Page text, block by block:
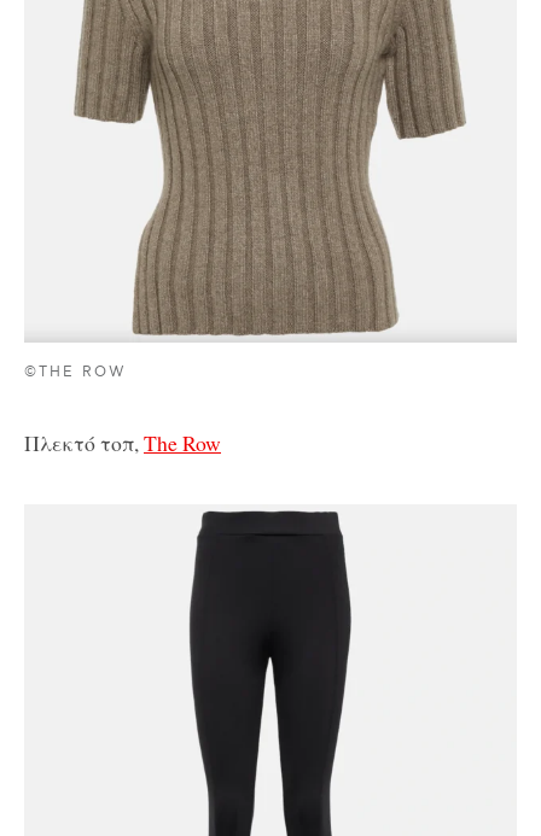
©THE ROW
Πλεκτό τοπ,The Row